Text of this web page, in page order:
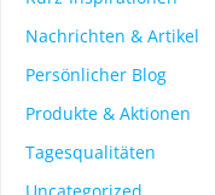
Nachrichten & Artikel
Persönlicher Blog
Produkte & Aktionen
Tagesqualitäten